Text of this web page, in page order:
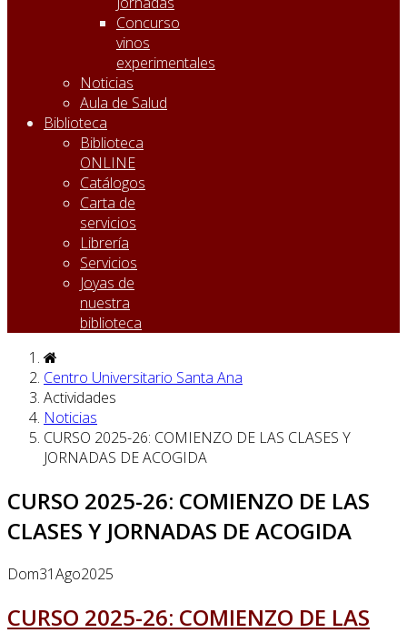
Concurso
vinos
experimentales
Noticias
Aula de Salud
Biblioteca
Biblioteca
ONLINE
Catálogos
Carta de
servicios
Librería
Servicios
Joyas de
nuestra
biblioteca
Centro Universitario Santa Ana
Actividades
Noticias
CURSO 2025-26: COMIENZO DE LAS CLASES Y
JORNADAS DE ACOGIDA
CURSO 2025-26: COMIENZO DE LAS
CLASES Y JORNADAS DE ACOGIDA
Dom31Ago2025
CURSO 2025-26: COMIENZO DE LAS